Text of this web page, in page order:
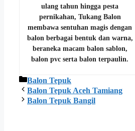
ulang tahun hingga pesta
pernikahan, Tukang Balon
membawa sentuhan magis dengan
balon berbagai bentuk dan warna,
beraneka macam balon sablon,
balon pvc serta balon terpaulin.
Kategori
Balon Tepuk
Balon Tepuk Aceh Tamiang
Balon Tepuk Bangil